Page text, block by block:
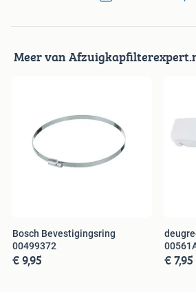
Meer van
Bosch Bevestigingsring
00499372
€ 9,95 € 7,95